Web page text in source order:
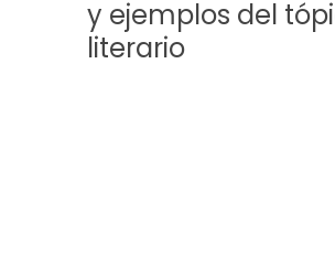
y ejemplos del
literario